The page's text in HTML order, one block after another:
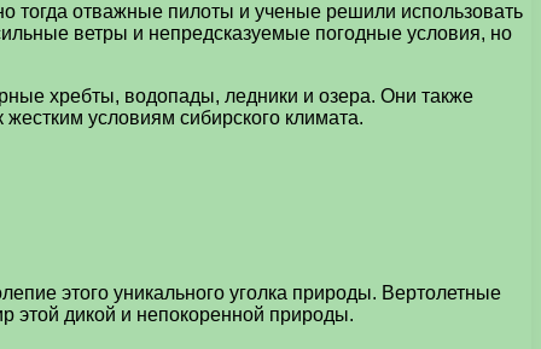
отважные пилоты и ученые решили использовать
ветры и непредсказуемые погодные условия, но
хребты, водопады, ледники и озера. Они также
условиям сибирского климата.
этого уникального уголка природы. Вертолетные
этой дикой и непокоренной природы.